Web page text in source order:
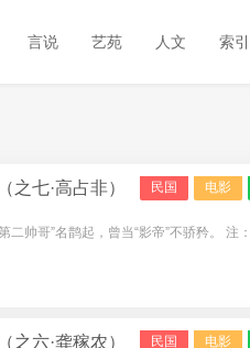
言说 艺苑 人文 索引
民国 电影
之七·高占非）
二帅哥”名鹊起，曾当“影帝”不骄矜。 注
民国 电影
之六·龚稼农）